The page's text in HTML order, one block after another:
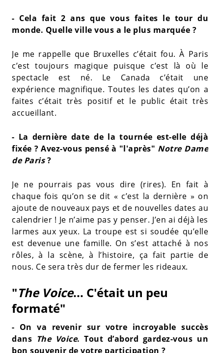
- Cela fait 2 ans que vous faites le tour du
monde. Quelle ville vous a le plus marquée ?
Je me rappelle que Bruxelles c’était fou. À Paris
c’est toujours magique puisque c’est là où le
spectacle est né. Le Canada c’était une
expérience magnifique. Toutes les dates qu’on a
faites c’était très positif et le public était très
accueillant.
- La dernière date de la tournée est-elle déjà
fixée ? Avez-vous pensé à "l'après" Notre Dame
de Paris?
Je ne pourrais pas vous dire (rires). En fait à
chaque fois qu’on se dit « c’est la dernière » on
ajoute de nouveaux pays et de nouvelles dates au
calendrier ! Je n’aime pas y penser. J’en ai déjà les
larmes aux yeux. La troupe est si soudée qu’elle
est devenue une famille. On s’est attaché à nos
rôles, à la scène, à l’histoire, ça fait partie de
nous. Ce sera très dur de fermer les rideaux.
"The Voice... C'était un peu
formaté"
- On va revenir sur votre incroyable succès
dans The Voice. Tout d’abord gardez-vous un
bon souvenir de votre participation ?